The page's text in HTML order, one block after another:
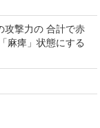
攻撃力の 合計で赤
麻痺」状態にする